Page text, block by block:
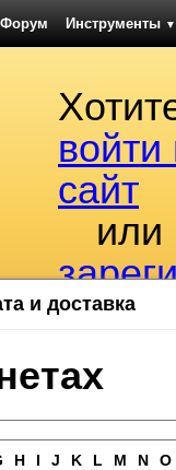
Форум Инструменты ▼
войти
сайт
или
и доставка
H I J K L M N O